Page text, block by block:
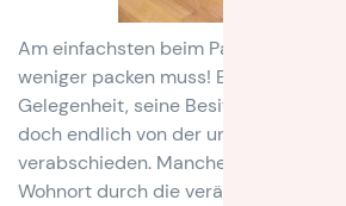
Am einfachsten beim Packen ist es
weniger packen muss! Ein Umzug ist
Gelegenheit, seine Besitztümer zu
doch endlich von der ungeliebten
verabschieden. Manche
Wohnort durch die veränderte